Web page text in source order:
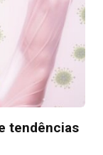
tendências